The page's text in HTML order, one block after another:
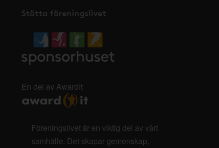
Stötta föreningslivet
En del av AwardIt
Föreningslivet är en viktig del av vårt
samhälle. Det skapar gemenskap,